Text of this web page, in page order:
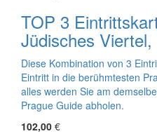
TOP 3
Jüdisches
Diese Kombination von 3
Eintritt in die berühmtesten
alles werden Sie am
Prague Guide abholen.
102,00 €